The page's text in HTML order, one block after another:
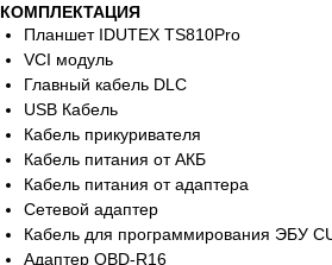
КОМПЛЕКТАЦИЯ
Планшет IDUTEX TS810Pro
VCI модуль
Главный кабель DLC
USB Кабель
Кабель прикуривателя
Кабель питания от АКБ
Кабель питания от адаптера
Сетевой адаптер
Кабель для программирования ЭБУ
Адаптер OBD-R16